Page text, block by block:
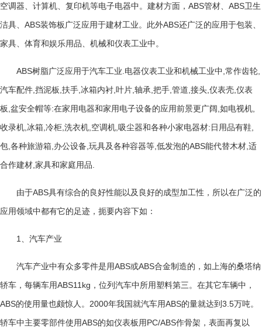
空调器、计算机、复印机等电子电器中。建材方面， ABS管材、 ABS卫生
洁具、 ABS装饰板广泛应用于建材工业。此外ABS还广泛的应用于包装、
家具、体育和娱乐用品、机械和仪表工业中。
ABS树脂广泛应用于汽车工业 电器仪表工业和机械工业中 常作齿轮
汽车配件 挡泥板 扶手 冰箱内衬 叶片 轴承 把手 管道 接头 仪表壳 仪表
板 盆安全帽等:在家用电器和家用电子设备的应用前景更广阔 如电视机
收录机 冰箱 冷柜 洗衣机 空调机 吸尘器和各种小家电器材: 日用品有鞋
包 各种旅游箱 办公设备 玩具及各种容器等 低发泡的ABS能代替木材 适
合作建材 家具和家庭用品
由于ABS具有综合的良好性能以及良好的成型加工性，所以在广泛的
应用领域中都有它的足迹，扼要内容下如：
1 、汽车产业
汽车产业中有众多零件是用ABS或ABS合金制造的，如上海的桑塔纳
轿车，每辆车用ABS11kg ，位列汽车中所用塑料第三。在其它车辆中，
ABS的使用量也颇惊人。 2000年我国就汽车用ABS的量就达到 3.5万吨。
轿车中主要零部件使用ABS的如仪表板用 PC/ABS作骨架，表面再复以